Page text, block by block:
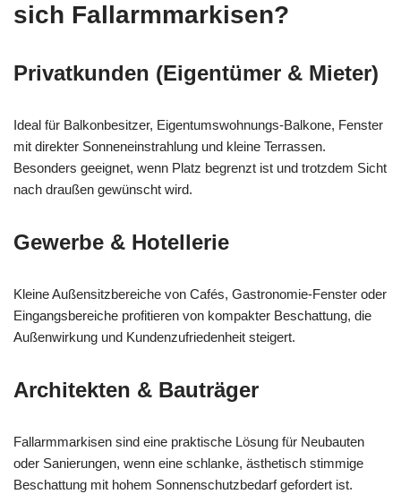
sich Fallarmmarkisen?
Privatkunden (Eigentümer & Mieter)
Ideal für Balkonbesitzer, Eigentumswohnungs-Balkone, Fenster
mit direkter Sonneneinstrahlung und kleine Terrassen.
Besonders geeignet, wenn Platz begrenzt ist und trotzdem Sicht
nach draußen gewünscht wird.
Gewerbe & Hotellerie
Kleine Außensitzbereiche von Cafés, Gastronomie-Fenster oder
Eingangsbereiche profitieren von kompakter Beschattung, die
Außenwirkung und Kundenzufriedenheit steigert.
Architekten & Bauträger
Fallarmmarkisen sind eine praktische Lösung für Neubauten
oder Sanierungen, wenn eine schlanke, ästhetisch stimmige
Beschattung mit hohem Sonnenschutzbedarf gefordert ist.